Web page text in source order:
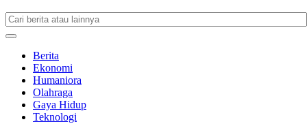
Berita
Ekonomi
Humaniora
Olahraga
Gaya Hidup
Teknologi